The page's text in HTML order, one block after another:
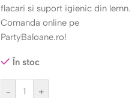
flacari si suport igienic din lemn.
Comanda online pe
PartyBaloane.ro!
În stoc
- +